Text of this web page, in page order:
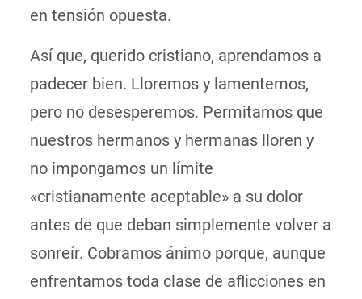
en tensión opuesta.
Así que, querido cristiano, aprendamos a
padecer bien. Lloremos y lamentemos,
pero no desesperemos. Permitamos que
nuestros hermanos y hermanas lloren y
no impongamos un límite
«cristianamente aceptable» a su dolor
antes de que deban simplemente volver a
sonreír. Cobramos ánimo porque, aunque
enfrentamos toda clase de aflicciones en